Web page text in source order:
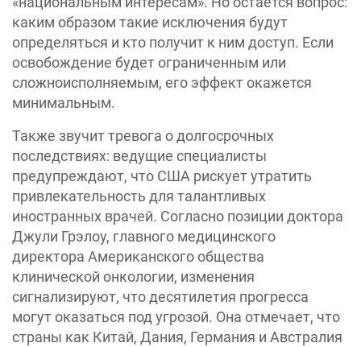
каким образом такие исключения будут
определяться и кто получит к ним доступ. Если
освобождение будет ограниченным или
сложноисполняемым, его эффект окажется
минимальным.
Также звучит тревога о долгосрочных
последствиях: ведущие специалисты
предупреждают, что США рискует утратить
привлекательность для талантливых
иностранных врачей. Согласно позиции доктора
Джули Грэлоу, главного медицинского
директора Американского общества
клинической онкологии, изменения
сигнализируют, что десятилетия прогресса
могут оказаться под угрозой. Она отмечает, что
страны как Китай, Дания, Германия и Австралия